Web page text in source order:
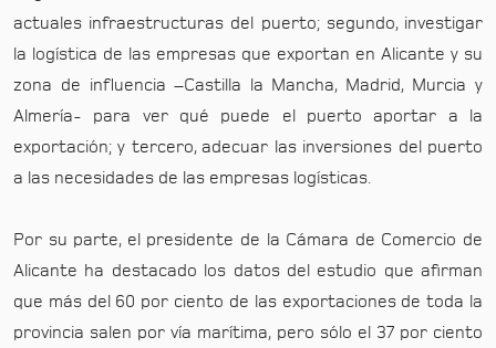
actuales infraestructuras del puerto; segundo, investigar
la logística de las empresas que exportan en Alicante y su
zona de influencia –Castilla la Mancha, Madrid, Murcia y
Almería- para ver qué puede el puerto aportar a la
exportación; y tercero, adecuar las inversiones del puerto
a las necesidades de las empresas logísticas.
Por su parte, el presidente de la Cámara de Comercio de
Alicante ha destacado los datos del estudio que afirman
que más del 60 por ciento de las exportaciones de toda la
provincia salen por vía marítima, pero sólo el 37 por ciento